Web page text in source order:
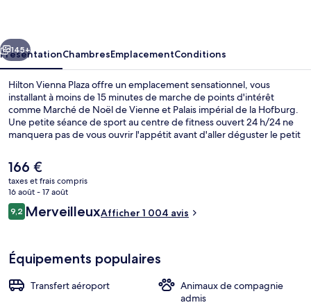
Suivant
145+
PrésentationChambresEmplacementConditions
Hilton Vienna Plaza offre un emplacement sensationnel, vous
installant à moins de 15 minutes de marche de points d'intérêt
comme Marché de Noël de Vienne et Palais impérial de la Hofburg.
Une petite séance de sport au centre de fitness ouvert 24 h/24 ne
manquera pas de vous ouvrir l'appétit avant d'aller déguster le petit
Restaurant. Cet hôtel de luxe abrite en outre un bar / salon, un
sauna et une terrasse. Les autres voyageurs ne tarissent pas
d'éloges en ce qui concerne le personnel attentionné et
l'emplacement central. Quelques minutes de marche seulement
séparent l'hébergement des transports publics : Station de métro
Schottentor est accessible en quelques foulées et Arrêt de tram
Le
prix
actuel
est
de
166 €
taxes et frais compris
16 août - 17 août
Avis
voyageurs
9,29,2 sur 10
MerveilleuxAfficher 1 004 avis
Équipements populaires
Transfert aéroport
Animaux de compagnie
admis